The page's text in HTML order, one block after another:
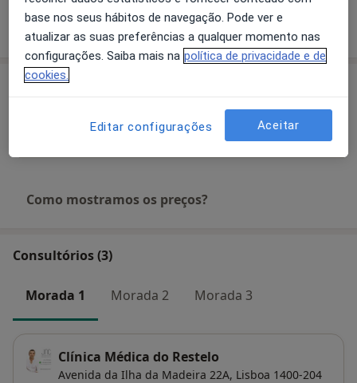
Mostrar mais detalhes
sobre a experiência
Serviços e preços
Primeira consulta Cirurgia Plastica e Reconstrutiva
Como mostramos os preços?
Consultórios (3)
Morada 1 Morada 2 Morada 3
Clínica Médica do Restelo
Avenida da Ilha da Madeira 22A, Lisboa 1400-204
base nos seus hábitos de navegação. Pode ver e
atualizar as suas preferências a qualquer momento nas
configurações. Saiba mais na política de privacidade e de
cookies.
Editar configurações Aceitar